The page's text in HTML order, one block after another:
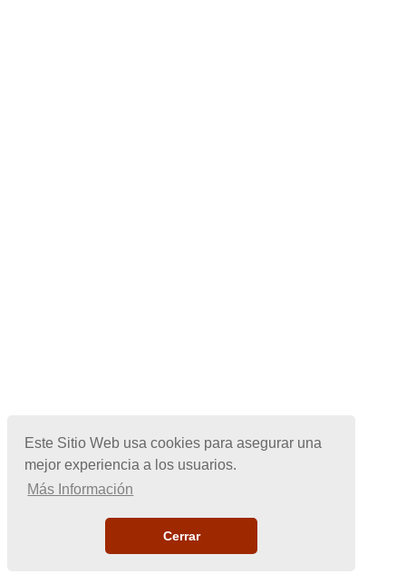
Este Sitio Web usa cookies para asegurar una
mejor experiencia a los usuarios.
Más Información
Cerrar